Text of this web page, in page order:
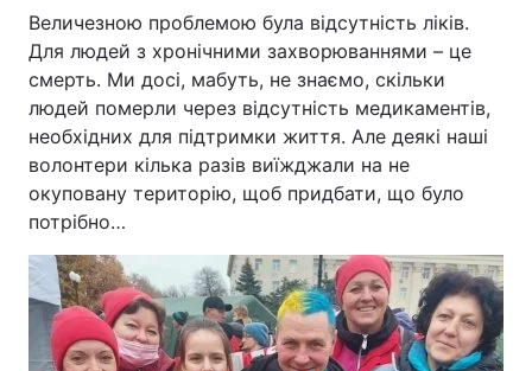
Величезною проблемою була відсутність ліків.
Для людей з хронічними захворюваннями – це
смерть. Ми досі, мабуть, не знаємо, скільки
людей померли через відсутність медикаментів,
необхідних для підтримки життя. Але деякі наші
волонтери кілька разів виїжджали на не
окуповану територію, щоб придбати, що було
потрібно…